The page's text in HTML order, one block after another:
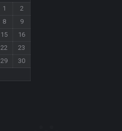
1
2
8
9
15
16
22
23
29
30